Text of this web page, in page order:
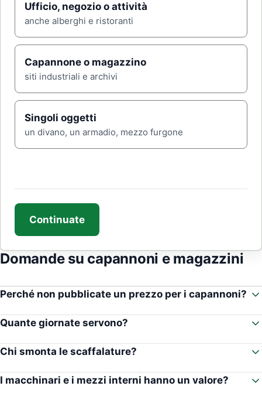
Ufficio, negozio o attività
anche alberghi e ristoranti
Capannone o magazzino
siti industriali e archivi
Singoli oggetti
un divano, un armadio, mezzo furgone
compilare
Continuate
Domande su capannoni e magazzini
Perché non pubblicate un prezzo per i capannoni?
Quante giornate servono?
Chi smonta le scaffalature?
I macchinari e i mezzi interni hanno un valore?